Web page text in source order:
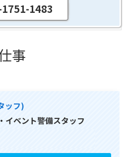
1483
事
ッフ)
イベント警備スタッフ